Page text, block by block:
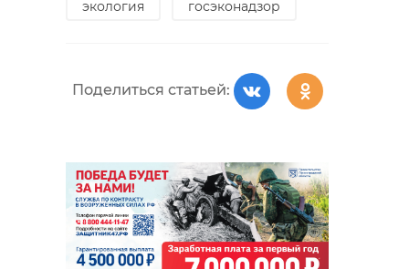
экология госэконадзор
Поделиться статьей: